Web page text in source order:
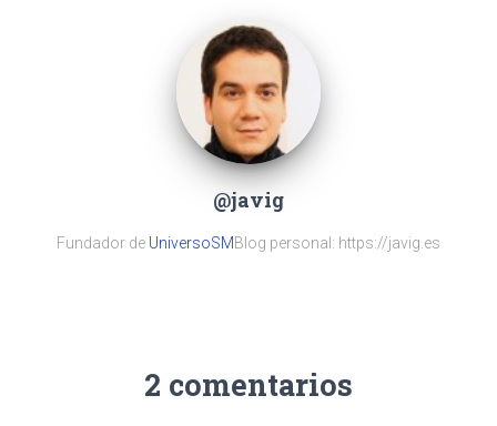
@javig
Fundador de UniversoSMBlog personal: https://javig.es
2 comentarios